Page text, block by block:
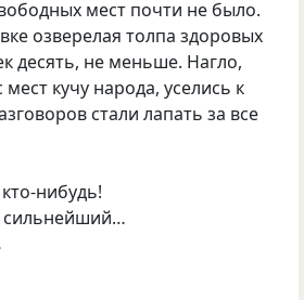
мест почти не было.
озверелая толпа здоровых
десять, не меньше. Нагло,
кучу народа, уселись к
стали лапать за все
нибудь!
сильнейший…